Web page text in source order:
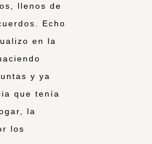
llenos de
Echo
en la
y ya
que tenía
la
los